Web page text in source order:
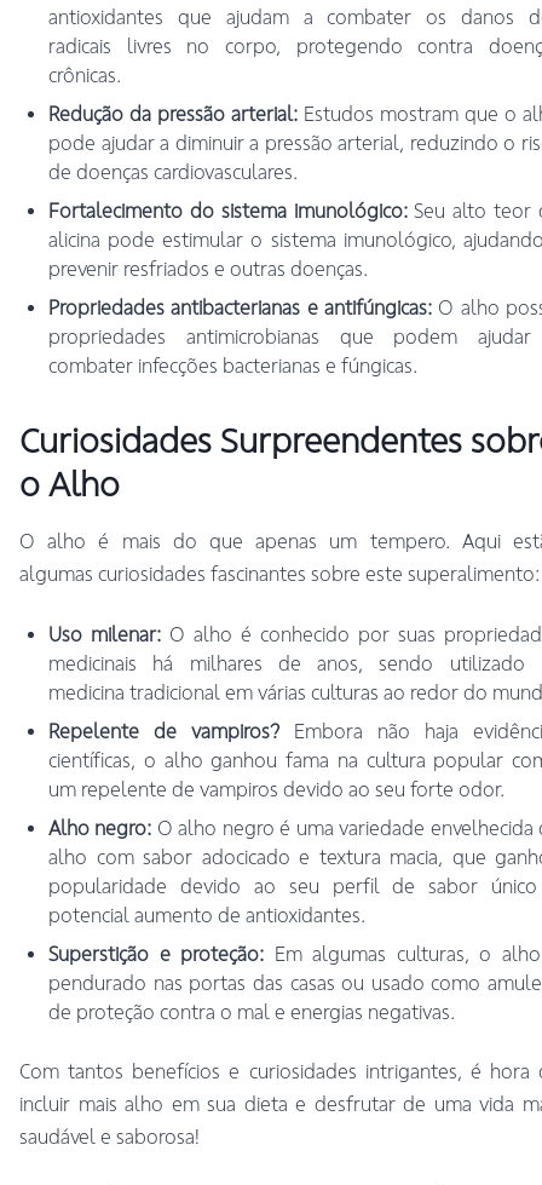
antioxidantes que ajudam a combater os danos
radicais livres no corpo, protegendo contra
crônicas.
Redução da pressão arterial: Estudos mostram que o
pode ajudar a diminuir a pressão arterial, reduzindo o
de doenças cardiovasculares.
Fortalecimento do sistema imunológico:Seu alto teor
alicina pode estimular o sistema imunológico,
prevenir resfriados e outras doenças.
Propriedades antibacterianas e antifúngicas: O alho
propriedades antimicrobianas que podem
combater infecções bacterianas e fúngicas.
Curiosidades Surpreendentes
o Alho
O alho é mais do que apenas um tempero. Aqui
algumas curiosidades fascinantes sobre este superalimento:
Uso milenar: O alho é conhecido por suas
medicinais há milhares de anos, sendo utilizado
medicina tradicional em várias culturas ao redor do
Repelente de vampiros? Embora não haja
científicas, o alho ganhou fama na cultura popular
um repelente de vampiros devido ao seu forte odor.
Alho negro: O alho negro é uma variedade envelhecida
alho com sabor adocicado e textura macia, que
popularidade devido ao seu perfil de sabor
potencial aumento de antioxidantes.
Superstição e proteção: Em algumas culturas, o
pendurado nas portas das casas ou usado como
de proteção contra o mal e energias negativas.
Com tantos benefícios e curiosidades intrigantes, é hora
incluir mais alho em sua dieta e desfrutar de uma vida
saudável e saborosa!